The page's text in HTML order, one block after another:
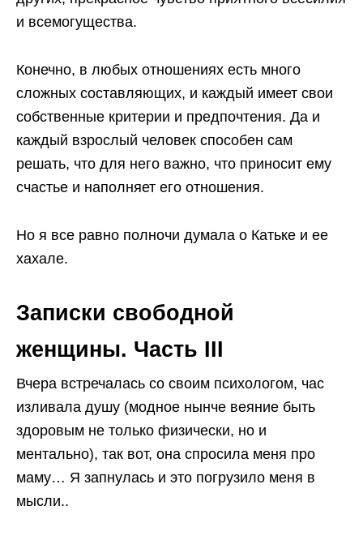
и всемогущества.
Конечно, в любых отношениях есть много
сложных составляющих, и каждый имеет свои
собственные критерии и предпочтения. Да и
каждый взрослый человек способен сам
решать, что для него важно, что приносит ему
счастье и наполняет его отношения.
Но я все равно полночи думала о Катьке и ее
хахале.
Записки свободной
женщины. Часть III
Вчера встречалась со своим психологом, час
изливала душу (модное нынче веяние быть
здоровым не только физически, но и
ментально), так вот, она спросила меня про
маму… Я запнулась и это погрузило меня в
мысли..